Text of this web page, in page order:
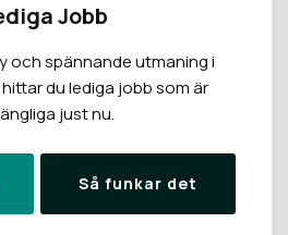
Jobb
och spännande utmaning i
du lediga jobb som är
just nu.
Så funkar det